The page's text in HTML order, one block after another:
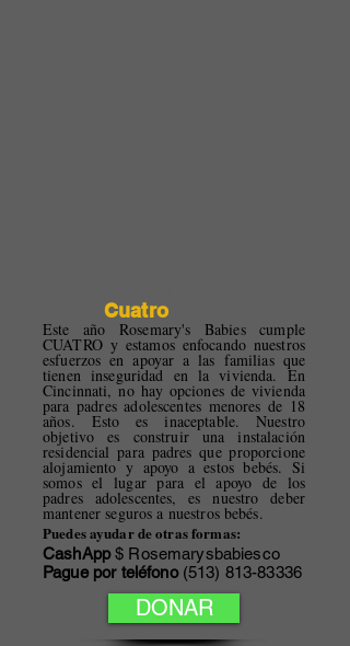
Cuatro
Este año Rosemary's Babies cumple
CUATRO y estamos enfocando nuestros
esfuerzos en apoyar a las familias que
tienen inseguridad en la vivienda. En
Cincinnati, no hay opciones de vivienda
para padres adolescentes menores de 18
años. Esto es inaceptable. Nuestro
objetivo es construir una instalación
residencial para padres que proporcione
alojamiento y apoyo a estos bebés. Si
somos el lugar para el apoyo de los
padres adolescentes, es nuestro deber
mantener seguros a nuestros bebés.
Puedes ayudar de otras formas:
CashApp $ Rosemarysbabiesco
Pague por teléfono (513) 813-83336
DONAR